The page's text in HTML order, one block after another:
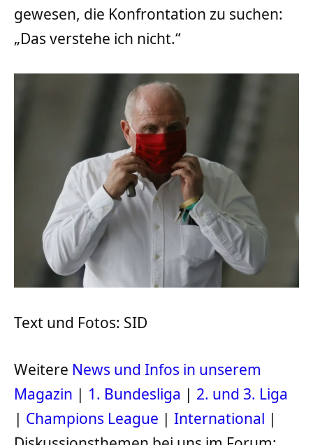
gewesen, die Konfrontation zu suchen:
„Das verstehe ich nicht.“
Text und Fotos: SID
Weitere News und Infos in unserem
Magazin | 1. Bundesliga | 2. und 3. Liga
| Champions League | International |